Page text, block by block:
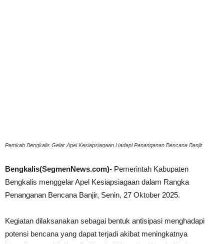
Pemkab Bengkalis Gelar Apel Kesiapsiagaan Hadapi Penanganan Bencana Banjir
Bengkalis(SegmenNews.com)- Pemerintah Kabupaten
Bengkalis menggelar Apel Kesiapsiagaan dalam Rangka
Penanganan Bencana Banjir, Senin, 27 Oktober 2025.
Kegiatan dilaksanakan sebagai bentuk antisipasi menghadapi
potensi bencana yang dapat terjadi akibat meningkatnya